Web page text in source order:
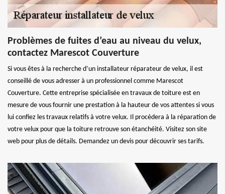
Problèmes de fuites d’eau au niveau du velux,
contactez Marescot Couverture
Si vous êtes à la recherche d’un installateur réparateur de velux, il est
conseillé de vous adresser à un professionnel comme Marescot
Couverture. Cette entreprise spécialisée en travaux de toiture est en
mesure de vous fournir une prestation à la hauteur de vos attentes si vous
lui confiez les travaux relatifs à votre velux. Il procédera à la réparation de
votre velux pour que la toiture retrouve son étanchéité. Visitez son site
web pour plus de détails. Demandez un devis pour découvrir ses tarifs.